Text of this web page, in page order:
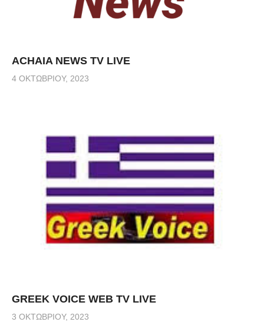
ACHAIA NEWS TV LIVE
4 ΟΚΤΩΒΡΊΟΥ, 2023
GREEK VOICE WEB TV LIVE
3 ΟΚΤΩΒΡΊΟΥ, 2023